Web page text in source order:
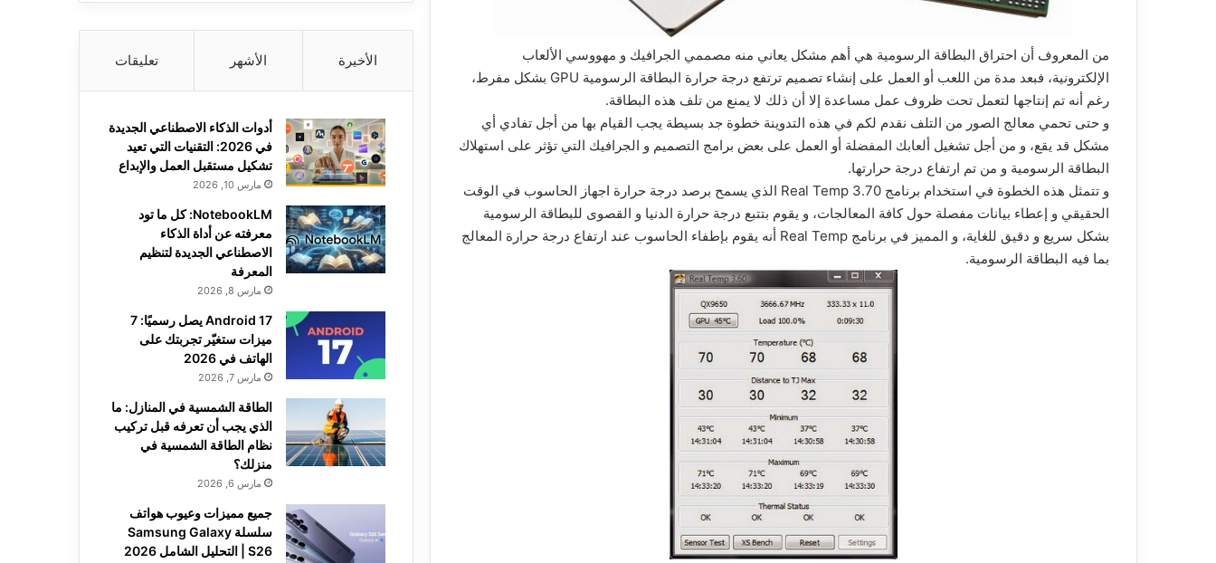
من المعروف أن احتراق البطاقة الرسومية هي أهم مشكل يعاني منه مصممي الجرافيك و مهووسي الألعاب
الإلكترونية، فبعد مدة من اللعب أو العمل على إنشاء تصميم ترتفع درجة حرارة البطاقة الرسومية GPU بشكل مفرط،
رغم أنه تم إنتاجها لتعمل تحت ظروف عمل مساعدة إلا أن ذلك لا يمنع من تلف هذه البطاقة.
و حتى تحمي معالج الصور من التلف نقدم لكم في هذه التدوينة خطوة جد بسيطة يجب القيام بها من أجل تفادي أي
مشكل قد يقع، و من أجل تشغيل ألعابك المفضلة أو العمل على بعض برامج التصميم و الجرافيك التي تؤثر على استهلاك
البطاقة الرسومية و من تم ارتفاع درجة حرارتها.
و تتمثل هذه الخطوة في استخدام برنامج Real Temp 3.70 الذي يسمح برصد درجة حرارة اجهاز الحاسوب في الوقت
الحقيقي و إعطاء بيانات مفصلة حول كافة المعالجات، و يقوم بتتبع درجة حرارة الدنيا و القصوى للبطاقة الرسومية
بشكل سريع و دقيق للغاية، و المميز في برنامج Real Temp أنه يقوم بإطفاء الحاسوب عند ارتفاع درجة حرارة المعالج
بما فيه البطاقة الرسومية.
الأخيرة الأشهر تعليقات
أدوات الذكاء الاصطناعي الجديدة
في 2026: التقنيات التي تعيد
تشكيل مستقبل العمل والإبداع
مارس 10, 2026
NotebookLM: كل ما تود
معرفته عن أداة الذكاء
الاصطناعي الجديدة لتنظيم
المعرفة
مارس 8, 2026
Android 17 يصل رسميًا: 7
ميزات ستغيّر تجربتك على
الهاتف في 2026
مارس 7, 2026
الطاقة الشمسية في المنازل: ما
الذي يجب أن تعرفه قبل تركيب
نظام الطاقة الشمسية في
منزلك؟
مارس 6, 2026
جميع مميزات وعيوب هواتف
سلسلة Samsung Galaxy
S26 | التحليل الشامل 2026